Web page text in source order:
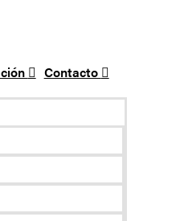
Contacto